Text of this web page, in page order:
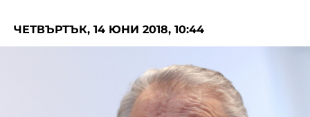
БНР
БНР Новини
Детското.БНР
ЧЕТВЪРТЪК, 14 ЮНИ 2018, 10:44